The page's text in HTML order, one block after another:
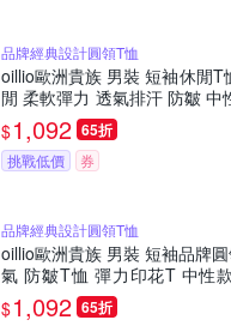
品牌經典設計圓領T恤
oillio歐洲貴族 男裝 短袖休閒T
閒 柔軟彈力 透氣排汗 防皺 中
牌
$1,092 65折
挑戰低價 券
品牌經典設計圓領T恤
oillio歐洲貴族 男裝 短袖品牌
氣 防皺T恤 彈力印花T 中性
有大尺碼
$1,092 65折